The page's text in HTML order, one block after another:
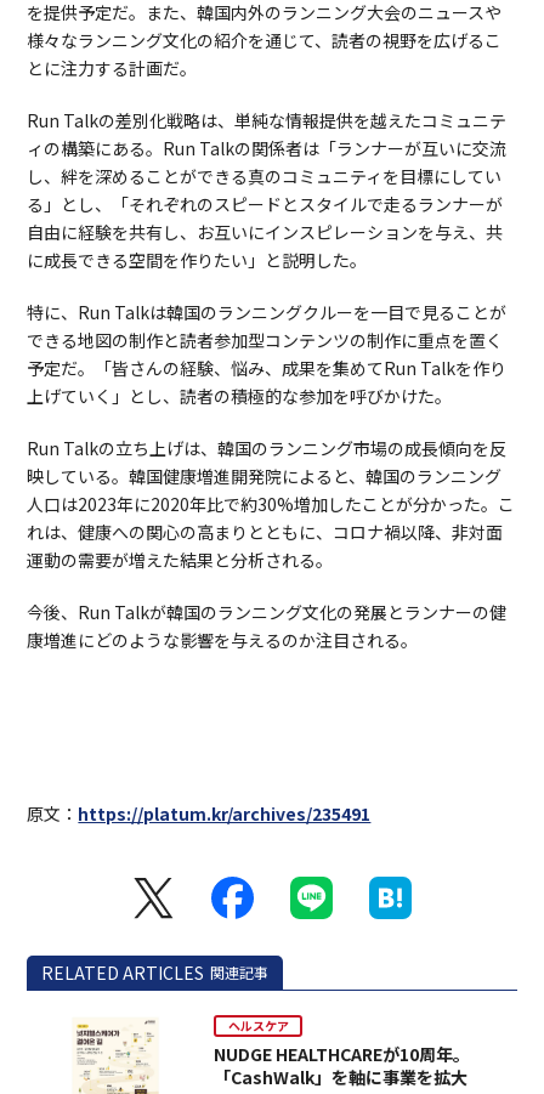
を提供予定だ。また、韓国内外のランニング大会のニュースや
様々なランニング文化の紹介を通じて、読者の視野を広げるこ
とに注力する計画だ。
Run Talkの差別化戦略は、単純な情報提供を越えたコミュニテ
ィの構築にある。Run Talkの関係者は「ランナーが互いに交流
し、絆を深めることができる真のコミュニティを目標にしてい
る」とし、「それぞれのスピードとスタイルで走るランナーが
自由に経験を共有し、お互いにインスピレーションを与え、共
に成長できる空間を作りたい」と説明した。
特に、Run Talkは韓国のランニングクルーを一目で見ることが
できる地図の制作と読者参加型コンテンツの制作に重点を置く
予定だ。「皆さんの経験、悩み、成果を集めてRun Talkを作り
上げていく」とし、読者の積極的な参加を呼びかけた。
Run Talkの立ち上げは、韓国のランニング市場の成長傾向を反
映している。韓国健康増進開発院によると、韓国のランニング
人口は2023年に2020年比で約30%増加したことが分かった。こ
れは、健康への関心の高まりとともに、コロナ禍以降、非対面
運動の需要が増えた結果と分析される。
今後、Run Talkが韓国のランニング文化の発展とランナーの健
康増進にどのような影響を与えるのか注目される。
原文： https://platum.kr/archives/235491
RELATED ARTICLES 関連記事
ヘルスケア
NUDGE HEALTHCAREが10周年。
「CashWalk」を軸に事業を拡大